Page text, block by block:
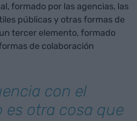
formado por las agencias, las
públicas y otras formas de
tercer elemento, formado
de colaboración
con el
es otra cosa que